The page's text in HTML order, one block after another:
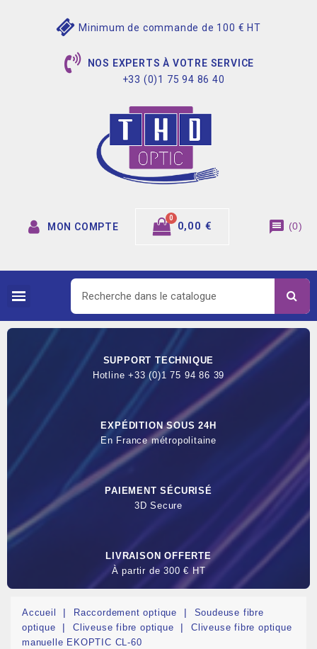
Minimum de commande de 100 € HT
NOS EXPERTS À VOTRE SERVICE
+33 (0)1 75 94 86 40
MON COMPTE 0,00 € message (0)
SUPPORT TECHNIQUE
Hotline +33 (0)1 75 94 86 39
EXPÉDITION SOUS 24H
En France métropolitaine
PAIEMENT SÉCURISÉ
3D Secure
LIVRAISON OFFERTE
À partir de 300 € HT
Accueil Raccordement optique
Soudeuse fibre
optique
Cliveuse fibre optique
Cliveuse fibre optique
manuelle EKOPTIC CL-60